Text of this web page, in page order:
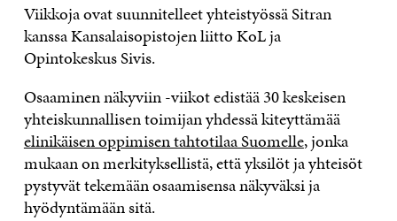
Viikkoja ovat suunnitelleet yhteistyössä Sitran
kanssa Kansalaisopistojen liitto KoL ja
Opintokeskus Sivis.
Osaaminen näkyviin -viikot edistää 30 keskeisen
yhteiskunnallisen toimijan yhdessä kiteyttämää
elinikäisen oppimisen tahtotilaa Suomelle, jonka
mukaan on merkityksellistä, ettäyksilöt ja yhteisöt
pystyvät tekemään osaamisensa näkyväksi ja
hyödyntämään sitä.